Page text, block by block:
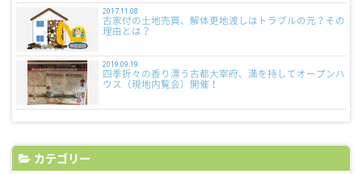
2017.11.08
古家付の土地売買、解体更地渡しはトラブルの元？その
理由とは？
2019.09.19
四季折々の香り漂う古都大宰府、満を持してオープンハ
ウス（現地内覧会）開催！
カテゴリー